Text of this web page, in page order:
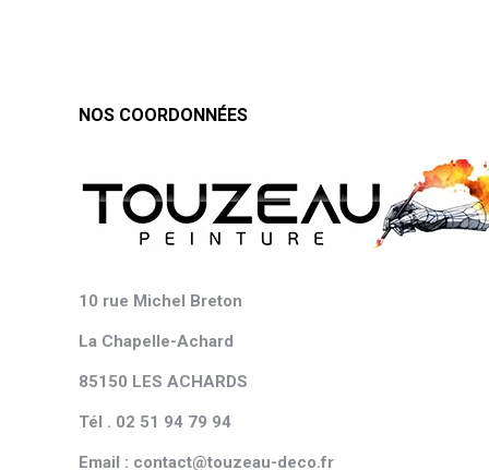
NOS COORDONNÉES
10 rue Michel Breton
La Chapelle-Achard
85150 LES ACHARDS
Tél . 02 51 94 79 94
Email : contact@touzeau-deco.fr